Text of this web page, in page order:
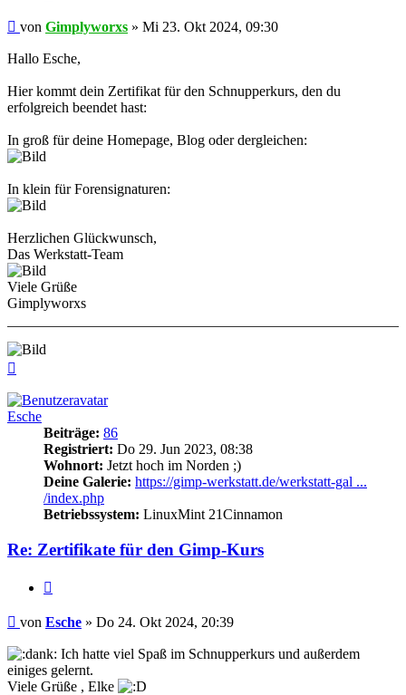
Beitrag
von Gimplyworxs » Mi 23. Okt 2024, 09:30
Hallo Esche,
Hier kommt dein Zertifikat für den Schnupperkurs, den du
erfolgreich beendet hast:
In groß für deine Homepage, Blog oder dergleichen:
In klein für Forensignaturen:
Herzlichen Glückwunsch,
Das Werkstatt-Team
Viele Grüße
Gimplyworxs
Esche
Beiträge: 86
Registriert: Do 29. Jun 2023, 08:38
Wohnort: Jetzt hoch im Norden ;)
Deine Galerie: https://gimp-werkstatt.de/werkstatt-gal ...
/index.php
Betriebssystem: LinuxMint 21Cinnamon
Re: Zertifikate für den Gimp-Kurs
Beitrag
von Esche » Do 24. Okt 2024, 20:39
Ich hatte viel Spaß im Schnupperkurs und außerdem
einiges gelernt.
Viele Grüße , Elke